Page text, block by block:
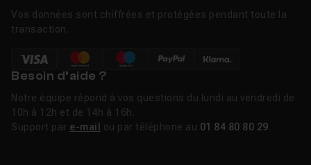
Vos données sont chiffrées et protégées pendant toute la
transaction.
Besoin d’aide ?
Notre équipe répond à vos questions du lundi au vendredi de
10h à 12h et de 14h à 16h.
Support par e-mail ou par téléphone au 01 84 80 80 29